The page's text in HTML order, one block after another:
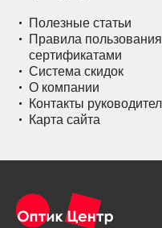
Полезные статьи
Правила
сертификатами
Система скидок
О компании
Контакты
Карта сайта